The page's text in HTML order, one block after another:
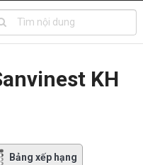
KH
Bảng xếp hạng